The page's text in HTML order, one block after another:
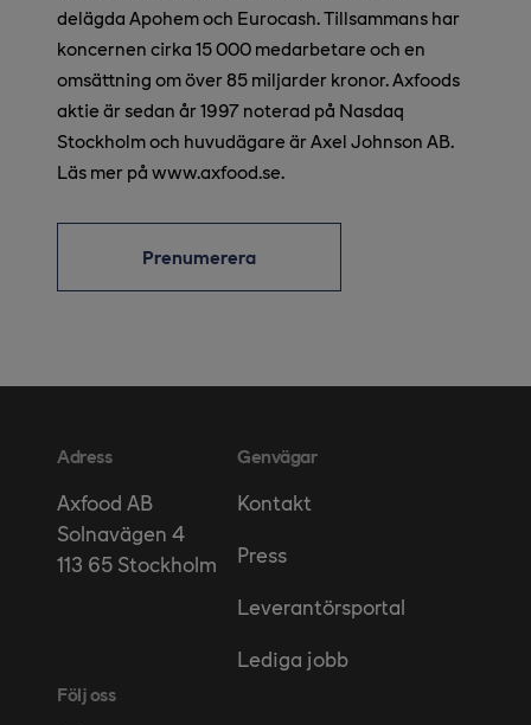
delägda Apohem och Eurocash. Tillsammans har
koncernen cirka 15 000 medarbetare och en
omsättning om över 85 miljarder kronor. Axfoods
aktie är sedan år 1997 noterad på Nasdaq
Stockholm och huvudägare är Axel Johnson AB.
Läs mer på www.axfood.se.
Prenumerera
Adress
Axfood AB
Solnavägen 4
113 65 Stockholm
Genvägar
Kontakt
Press
Leverantörsportal
Lediga jobb
Följ oss